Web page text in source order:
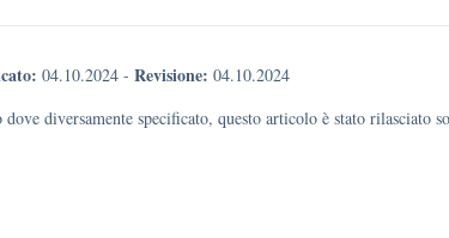
04.10.2024 - Revisione: 04.10.2024
dove diversamente specificato, questo articolo è stato